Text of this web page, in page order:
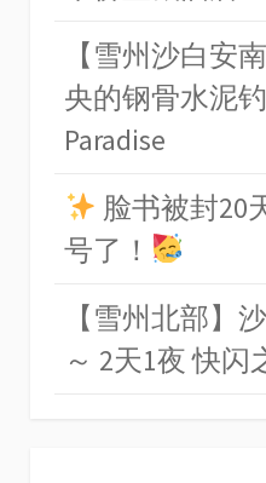
【雪州沙白安
央的钢骨水泥
Paradise
脸书被封20
号了！
【雪州北部】
～ 2天1夜 快闪